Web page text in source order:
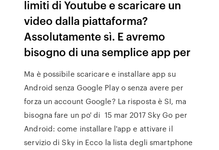
limiti di Youtube e scaricare un
video dalla piattaforma?
Assolutamente sì. E avremo
bisogno di una semplice app per
Ma è possibile scaricare e installare app su
Android senza Google Play o senza avere per
forza un account Google? La risposta è SI, ma
bisogna fare un po' di 15 mar 2017 Sky Go per
Android: come installare l'app e attivare il
servizio di Sky in Ecco la lista degli smartphone